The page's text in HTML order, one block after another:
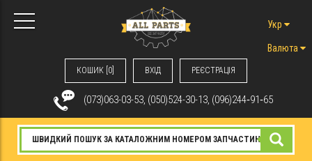
КОШИК [0] ВХIД РЕЄСТРАЦІЯ
Укр
Валюта
(073)063-03-53, (050)524-30-13, (096)244‑91‑65